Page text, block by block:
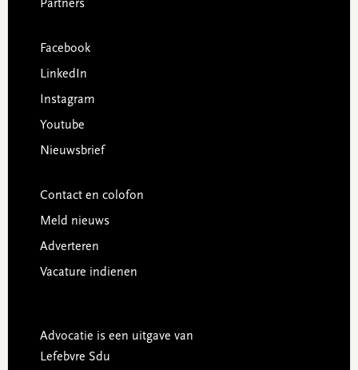
Partners
Facebook
LinkedIn
Instagram
Youtube
Nieuwsbrief
Contact en colofon
Meld nieuws
Adverteren
Vacature indienen
Advocatie is een uitgave van
Lefebvre Sdu